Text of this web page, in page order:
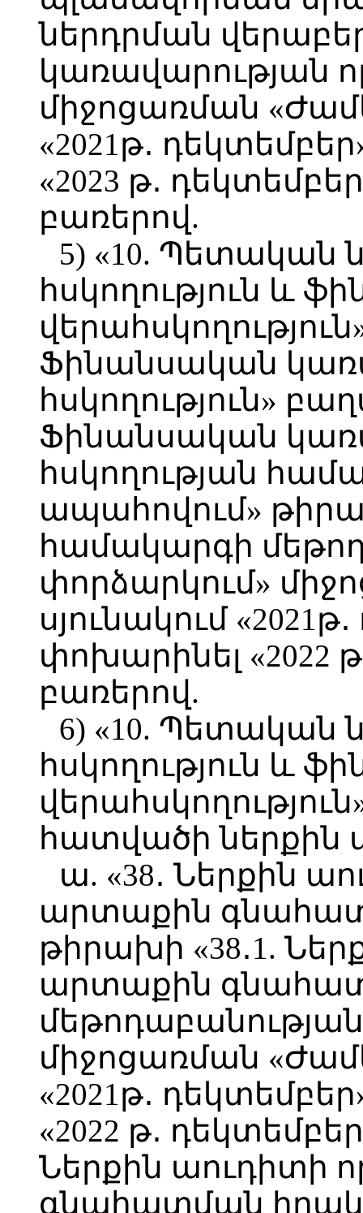
ներդրման
կառավարության
միջոցառման
«2021թ․
«2023 թ․
բառերով.
5) «10. Պետական
հսկողություն և
Ֆինանսական
հսկողություն»
Ֆինանսական
հսկողության
ապահովում»
համակարգի
փորձարկում»
սյունակում
փոխարինել «2022
բառերով.
6) «10. Պետական
հսկողություն և
հատվածի ներքին
ա. «38․ Ներքին
արտաքին
թիրախի «38․1.
արտաքին
միջոցառման
«2021թ․
«2022 թ․
Ներքին աուդիտի
գնահատման